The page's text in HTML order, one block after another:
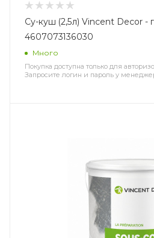
Су-куш (2,5л) Vincent Decor -
4607073136030
Много
Покупка доступна только для
Запросите логин и пароль у